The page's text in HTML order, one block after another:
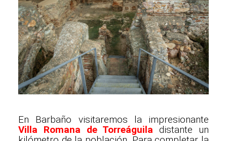
En Barbaño visitaremos la impresionante
Villa Romana de Torreáguila distante un